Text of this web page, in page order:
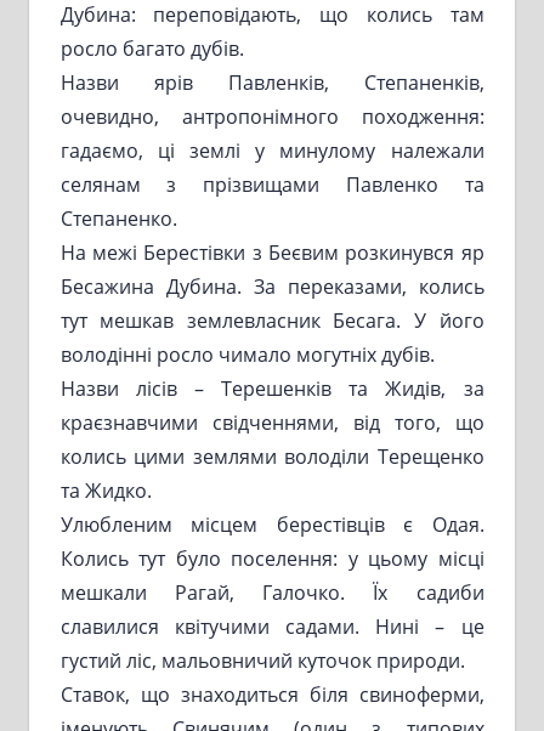
Дубина: переповідають, що колись там
росло багато дубів.
Назви ярів Павленків, Степаненків,
очевидно, антропонімного походження:
гадаємо, ці землі у минулому належали
селянам з прізвищами Павленко та
Степаненко.
На межі Берестівки з Беєвим розкинувся яр
Бесажина Дубина. За переказами, колись
тут мешкав землевласник Бесага. У його
володінні росло чимало могутніх дубів.
Назви лісів – Терешенків та Жидів, за
краєзнавчими свідченнями, від того, що
колись цими землями володіли Терещенко
та Жидко.
Улюбленим місцем берестівців є Одая.
Колись тут було поселення: у цьому місці
мешкали Рагай, Галочко. Їх садиби
славилися квітучими садами. Нині – це
густий ліс, мальовничий куточок природи.
Ставок, що знаходиться біля свиноферми,